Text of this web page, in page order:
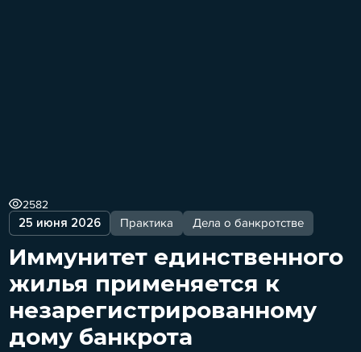
25 июня 2026 Практика Дела о банкротстве
2582
Иммунитет единственного
жилья применяется к
незарегистрированному
дому банкрота